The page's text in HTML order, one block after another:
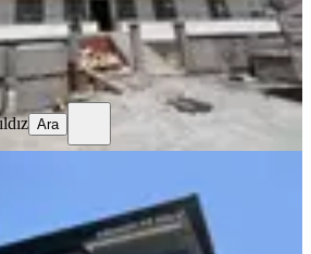
Ara
Dem'den Halitpaşa Mah. 1+1
Daire
Halitpaşa Mahallesi